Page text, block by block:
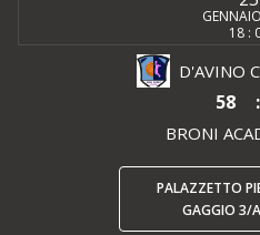
18 :
D'AVINO
58 :
BRONI
PALAZZETTO
GAGGIO 3/